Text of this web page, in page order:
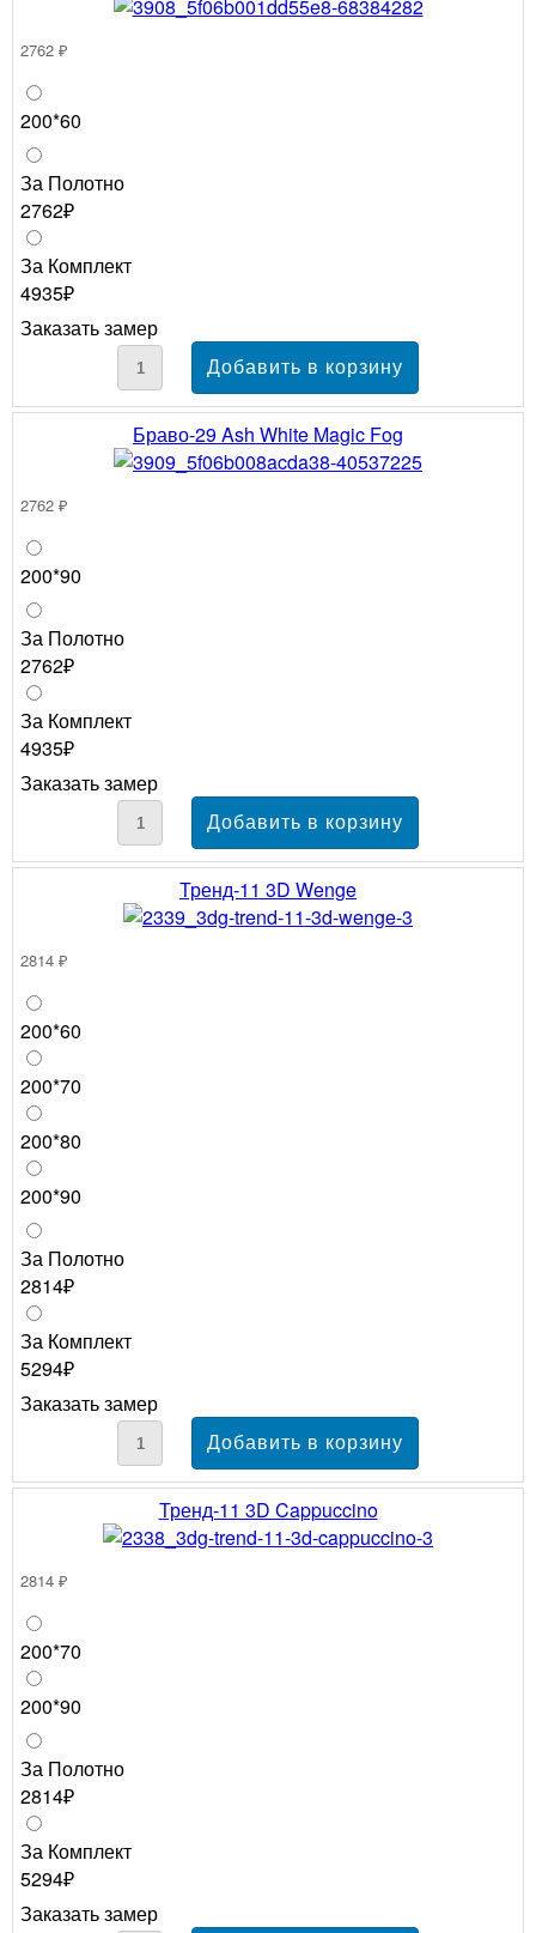
2762 ₽
200*60
За Полотно
2762₽
За Комплект
4935₽
Заказать замер
Браво-29 Ash White Magic Fog
2762 ₽
200*90
За Полотно
2762₽
За Комплект
4935₽
Заказать замер
Тренд-11 3D Wenge
2814 ₽
200*60
200*70
200*80
200*90
За Полотно
2814₽
За Комплект
5294₽
Заказать замер
Тренд-11 3D Cappuccino
2814 ₽
200*70
200*90
За Полотно
2814₽
За Комплект
5294₽
Заказать замер